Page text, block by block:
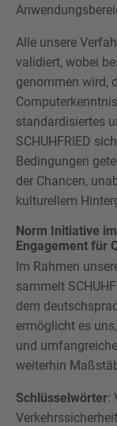
Alle unsere
validiert, wobei
genommen wird,
standardisiertes
SCHUHFRIED
Bedingungen
der Chancen,
kulturellem
Norm Initiative im
Engagement für
Im Rahmen
sammelt
dem
ermöglicht es
und
weiterhin
Schlüsselwörter: